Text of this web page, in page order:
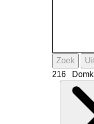
Zoek
216